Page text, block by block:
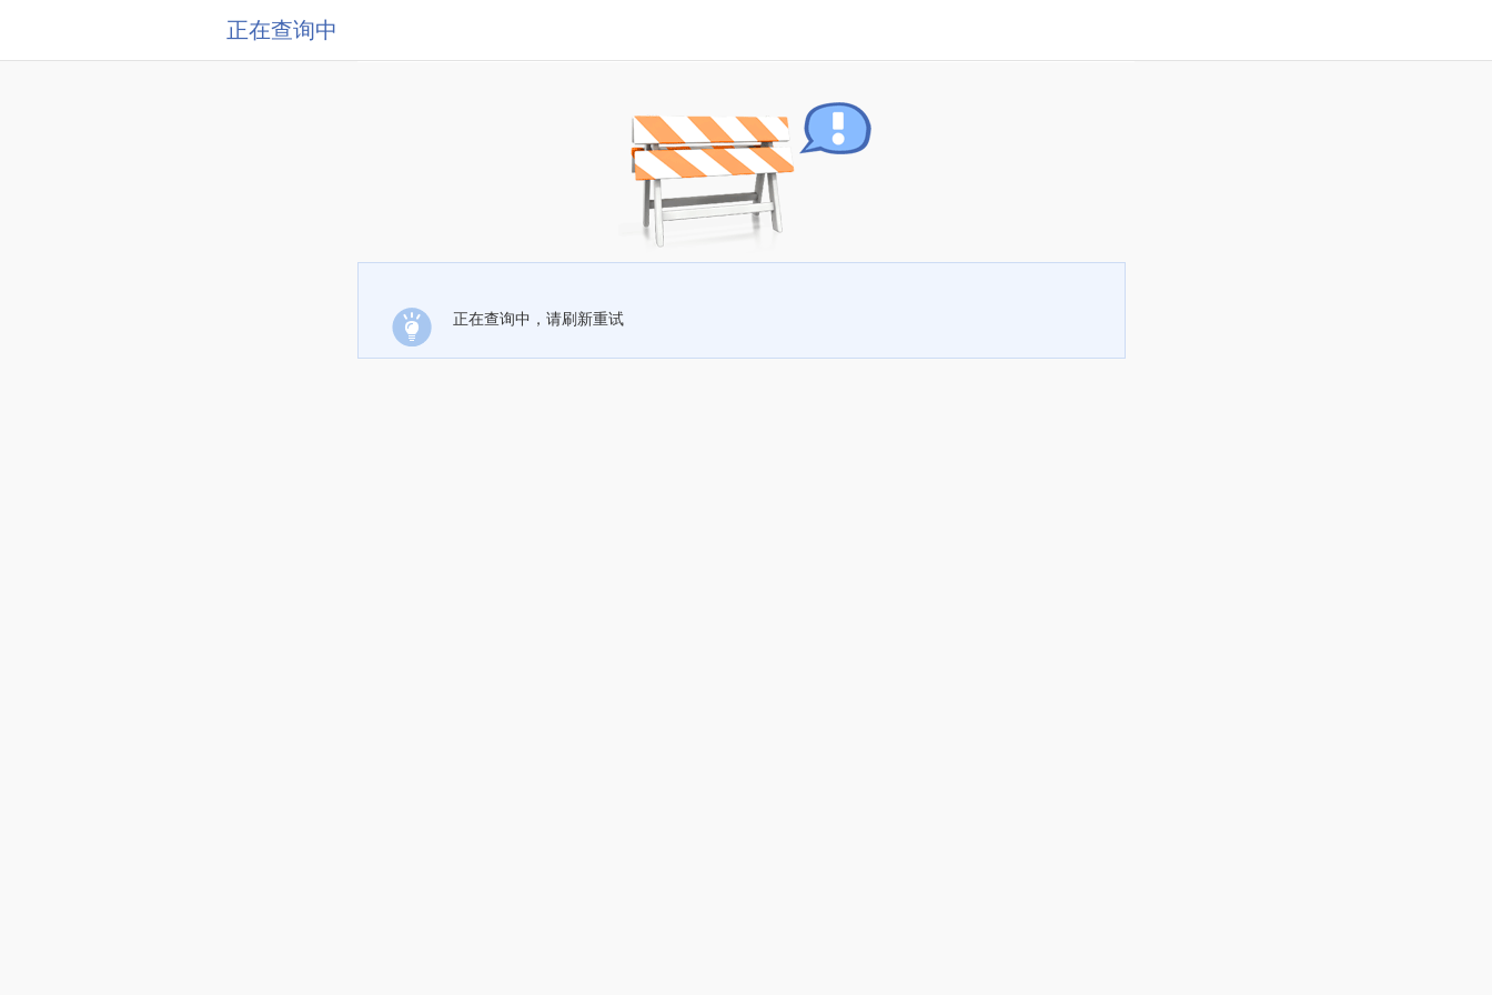
正在查询中
正在查询中，请刷新重试